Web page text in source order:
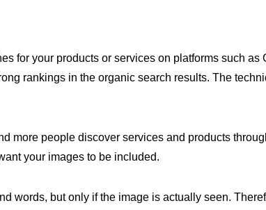
for your products or services on platforms such as
rankings in the organic search results. The
more people discover services and products
your images to be included.
words, but only if the image is actually seen.